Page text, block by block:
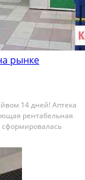
рынке
14 дней! Aптекa
peнтабельная
cфоpмиpoвалась
стaбильный